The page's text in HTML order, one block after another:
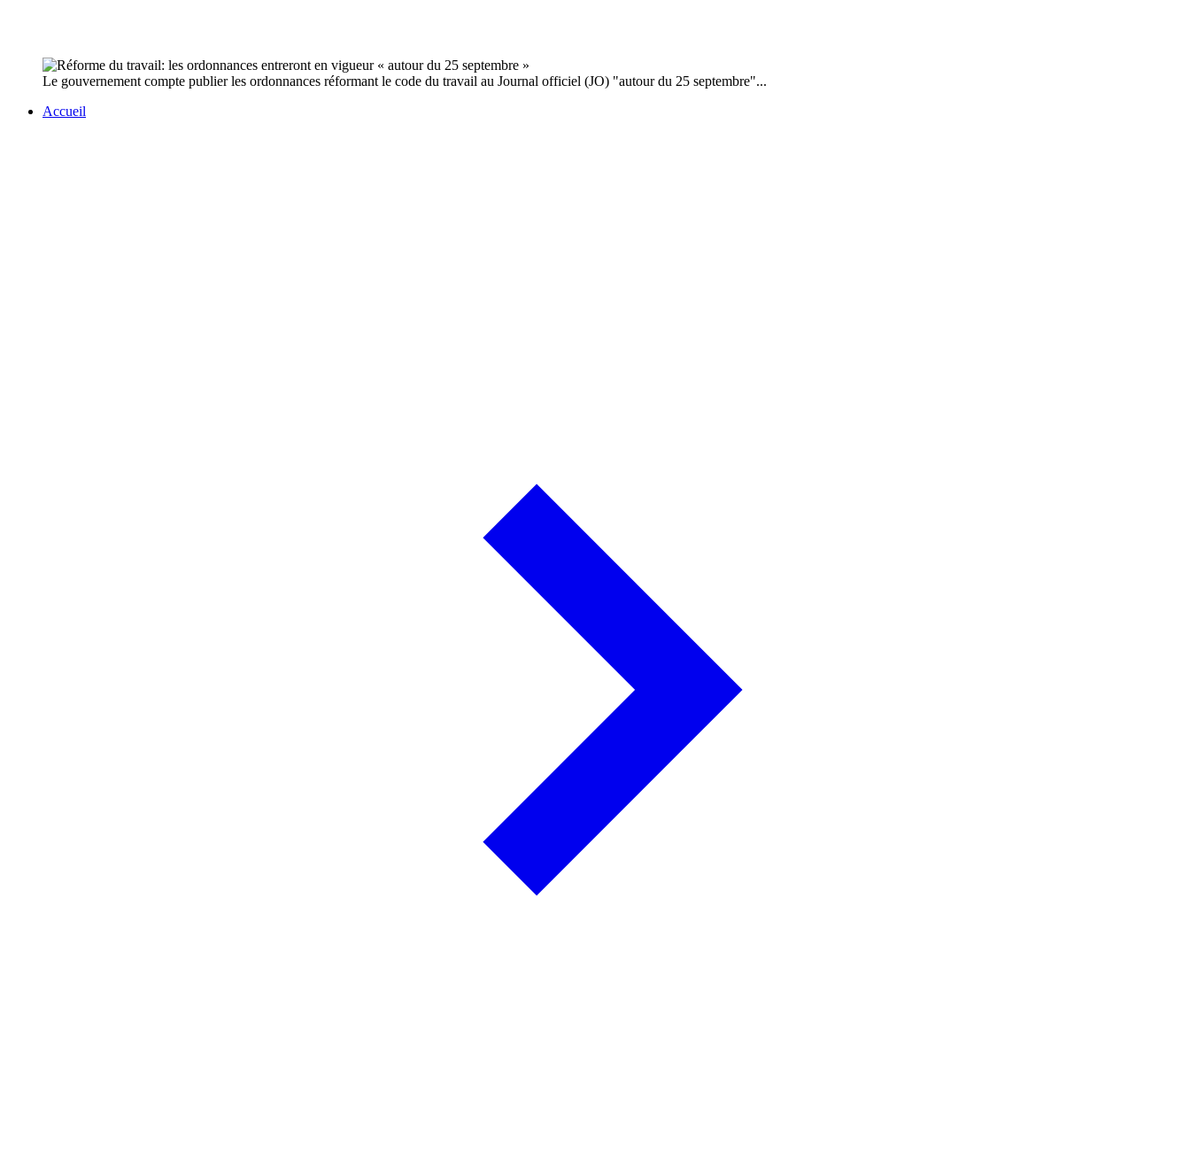
Le gouvernement compte publier les ordonnances réformant le code du travail au Journal officiel (JO) "autour du 25 septembre"...
Accueil